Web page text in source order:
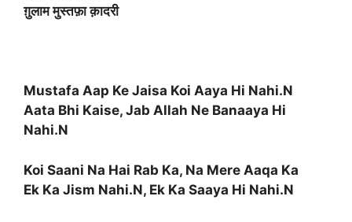
ग़ुलाम मुस्तफ़ा क़ादरी
Mustafa Aap Ke Jaisa Koi Aaya Hi Nahi.N
Aata Bhi Kaise, Jab Allah Ne Banaaya Hi
Nahi.N
Koi Saani Na Hai Rab Ka, Na Mere Aaqa Ka
Ek Ka Jism Nahi.N, Ek Ka Saaya Hi Nahi.N